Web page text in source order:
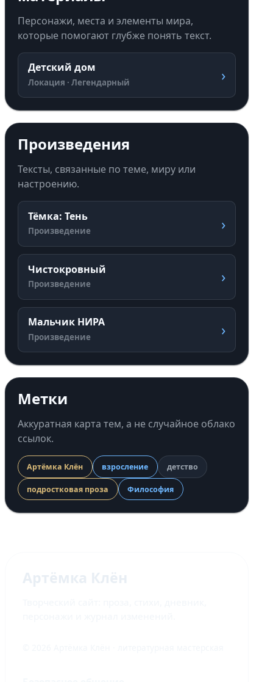
Персонажи, места и элементы мира,
которые помогают глубже понять текст.
Детский дом
Локация · Легендарный ›
Произведения
Тексты, связанные по теме, миру или
настроению.
Тёмка: Тень
Произведение ›
Чистокровный
Произведение ›
Мальчик НИРА
Произведение ›
Метки
Аккуратная карта тем, а не случайное облако
ссылок.
Артёмка Клён взросление детство
подростковая проза Философия